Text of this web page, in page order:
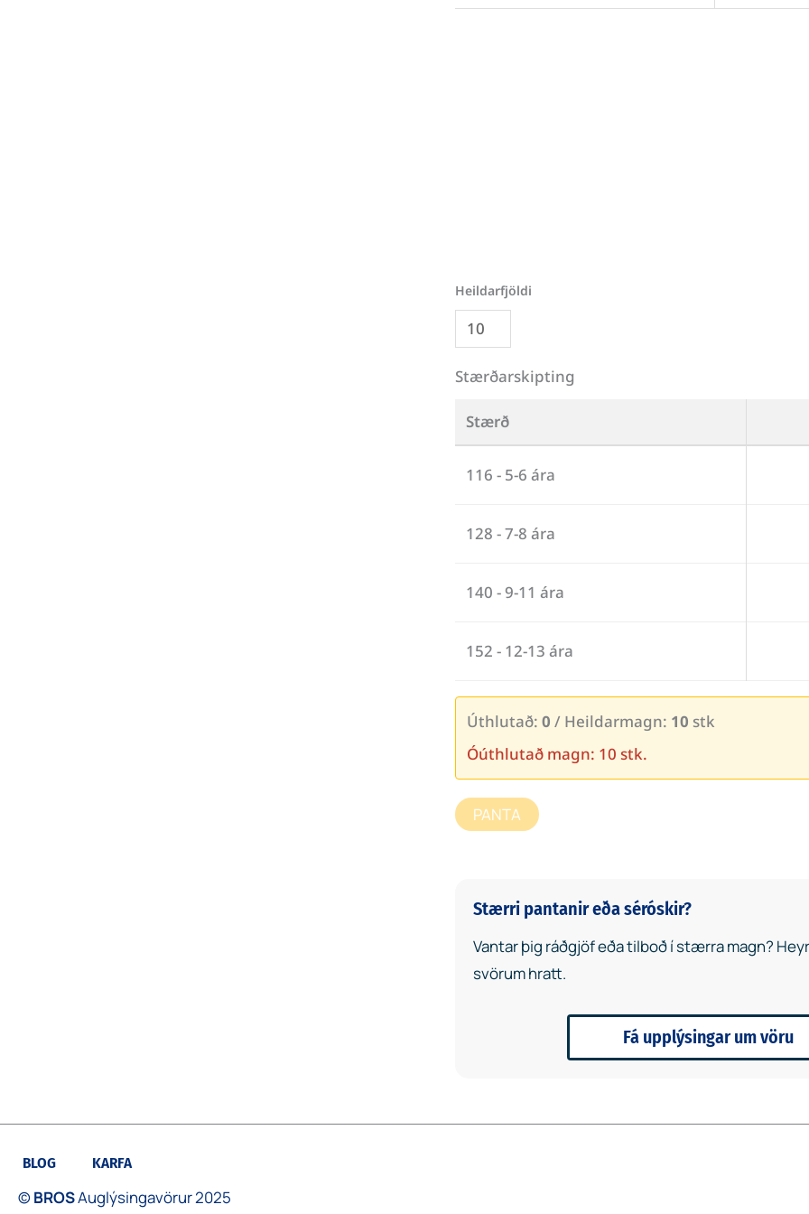
Merking:Rífanlegur miði
Stærðarskipting
Stærð
116 - 5-6 ára
128 - 7-8 ára
140 - 9-11 ára
152 - 12-13 ára
Úthlutað: 0 / Heildarmagn: 10 stk
Óúthlutað magn: 10 stk.
PANTA
Stærri pantanir eða séróskir?
Vantar þig ráðgjöf eða tilboð í stærra magn?
svörum hratt.
Fá upplýsingar um vöru
BLOG KARFA
©BROSAuglýsingavörur 2025